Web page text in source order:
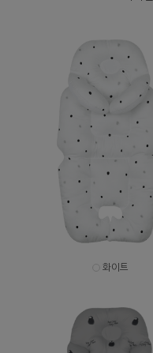
화이트